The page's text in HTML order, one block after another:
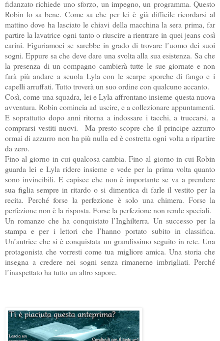
fidanzato richiede uno sforzo, un impegno, un programma. Questo
Robin lo sa bene. Come sa che per lei è già difficile ricordarsi al
mattino dove ha lasciato le chiavi della macchina la sera prima, far
partire la lavatrice ogni tanto o riuscire a rientrare in quei jeans così
carini. Figuriamoci se sarebbe in grado di trovare l’uomo dei suoi
sogni. Eppure sa che deve dare una svolta alla sua esistenza. Sa che
la presenza di un compagno cambierà tutte le sue giornate e non
farà più andare a scuola Lyla con le scarpe sporche di fango e i
capelli arruffati. Tutto troverà un suo ordine con qualcuno accanto.
Così, come una squadra, lei e Lyla affrontano insieme questa nuova
avventura. Robin comincia ad uscire, e a collezionare appuntamenti.
E soprattutto dopo anni ritorna a indossare i tacchi, a truccarsi, a
comprarsi vestiti nuovi. Ma presto scopre che il principe azzurro
ormai di azzurro non ha più nulla ed è costretta ogni volta a ripartire
da zero.
Fino al giorno in cui qualcosa cambia. Fino al giorno in cui Robin
guarda lei e Lyla ridere insieme e vede per la prima volta quanto
sono invincibili. E capisce che non è importante se va a prendere
sua figlia sempre in ritardo o si dimentica di farle il vestito per la
recita. Perché forse la perfezione è solo una chimera. Forse la
perfezione non è la risposta. Forse la perfezione non rende speciali.
Un romanzo che ha conquistato l’Inghilterra. Un successo per la
stampa e per i lettori che l’hanno portato subito in classifica.
Un’autrice che si è conquistata un grandissimo seguito in rete. Una
protagonista che vorresti come tua migliore amica. Una storia che
insegna a credere nei sogni senza rimanerne imbrigliati. Perché
l’inaspettato ha tutto un altro sapore.